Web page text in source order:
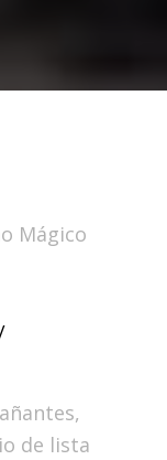
Mágico
de lista